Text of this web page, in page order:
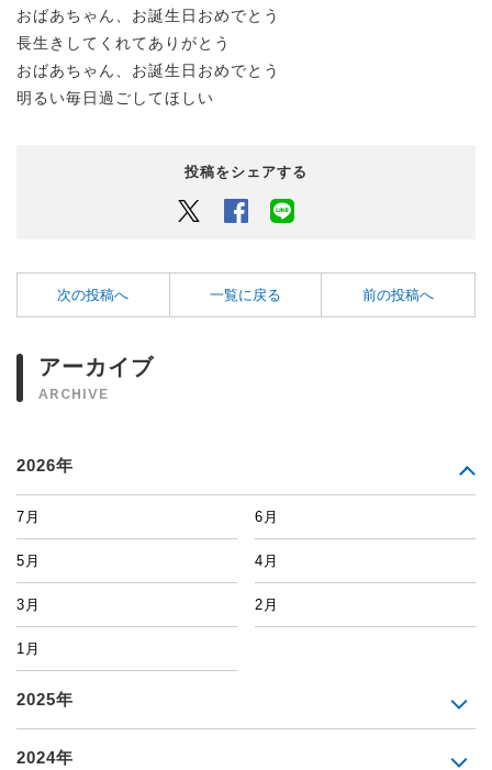
おばあちゃん、お誕生日おめでとう
長生きしてくれてありがとう
おばあちゃん、お誕生日おめでとう
明るい毎日過ごしてほしい
投稿をシェアする
Twitter Facebook
次の投稿へ 一覧に戻る 前の投稿へ
アーカイブ
ARCHIVE
2026年
7月 6月
5月 4月
3月 2月
1月
2025年
2024年